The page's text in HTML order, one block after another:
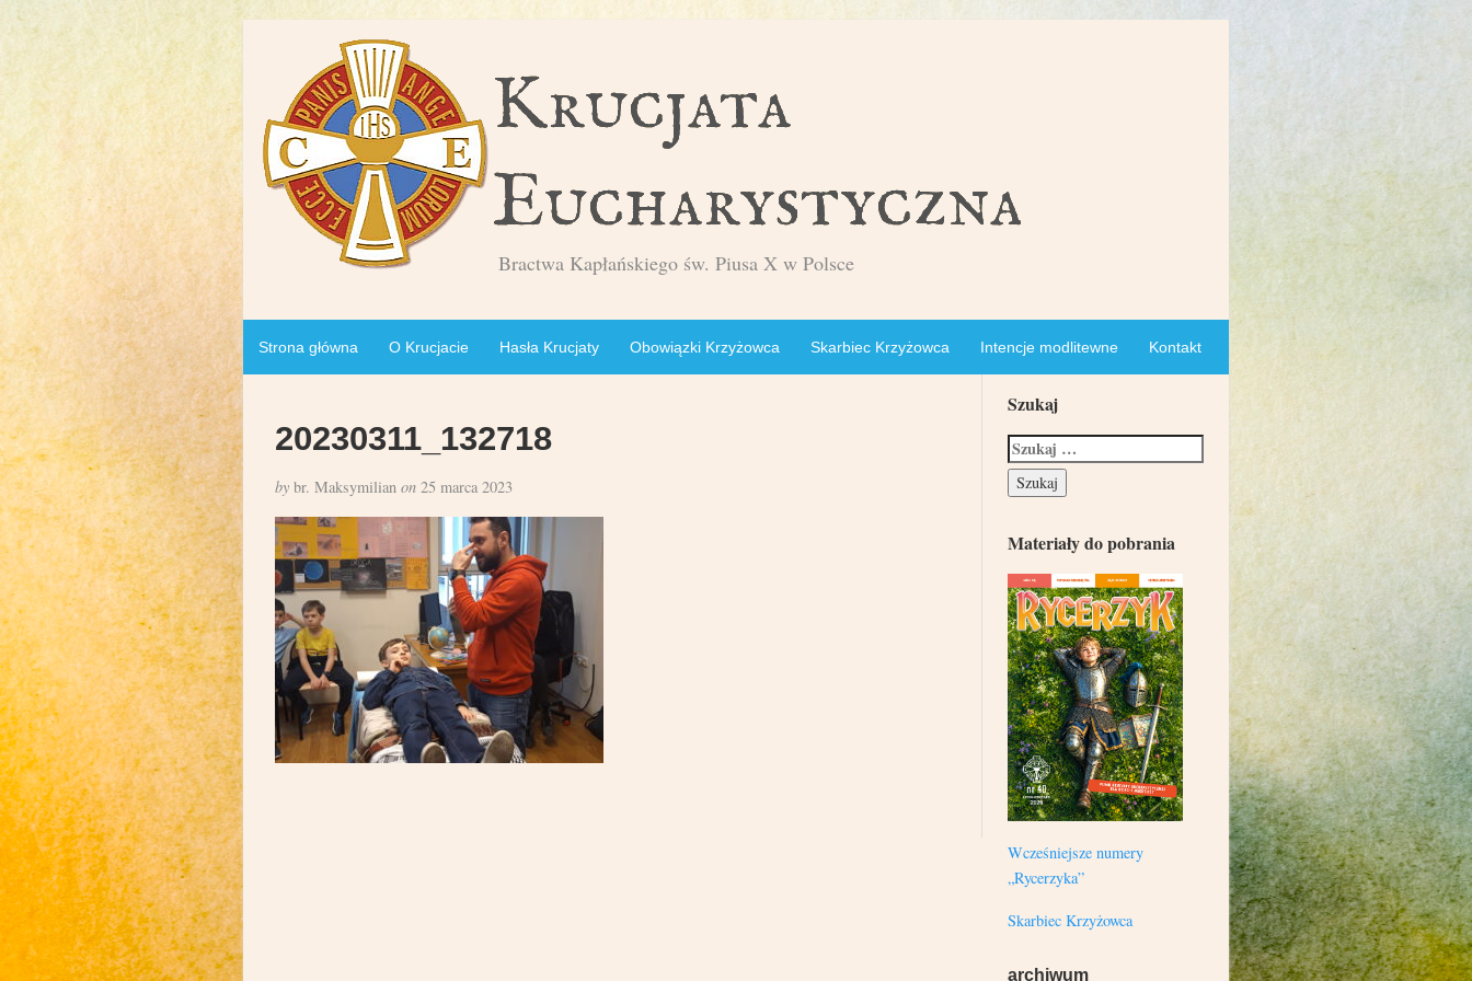
Bractwa Kapłańskiego św. Piusa X w Polsce
Strona główna O Krucjacie Hasła Krucjaty Obowiązki Krzyżowca Skarbiec Krzyżowca Intencje modlitewne Kontakt
20230311_132718
bybr. Maksymilian on25 marca 2023
Szukaj
Materiały do pobrania
Wcześniejsze numery
„Rycerzyka”
Skarbiec Krzyżowca
archiwum